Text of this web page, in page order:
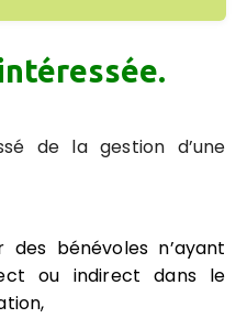
de la gestion d’une
bénévoles n’ayant
ou indirect dans le